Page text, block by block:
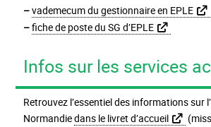
–vademecum du gestionnaire en EPLE
–fiche de poste du SG d’EPLE
Infos sur les services
Retrouvez l’essentiel des informations sur
Normandiedans le livret d’accueil